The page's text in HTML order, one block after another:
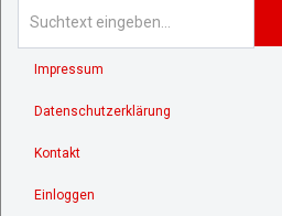
Impressum
Datenschutzerklärung
Kontakt
Einloggen